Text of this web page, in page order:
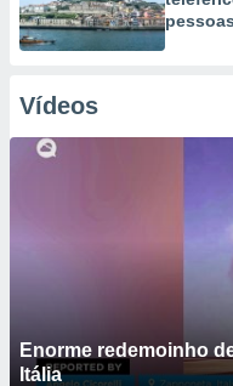
Vídeos
Enorme redemoinho
Itália